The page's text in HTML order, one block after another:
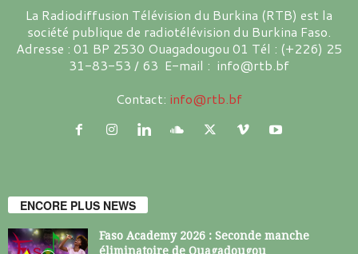
La Radiodiffusion Télévision du Burkina (RTB) est la
société publique de radiotélévision du Burkina Faso.
Adresse : 01 BP 2530 Ouagadougou 01 Tél : (+226) 25
31-83-53 / 63 E-mail : info@rtb.bf
Contact: info@rtb.bf
ENCORE PLUS NEWS
Faso Academy 2026 : Seconde manche
éliminatoire de Ouagadougou